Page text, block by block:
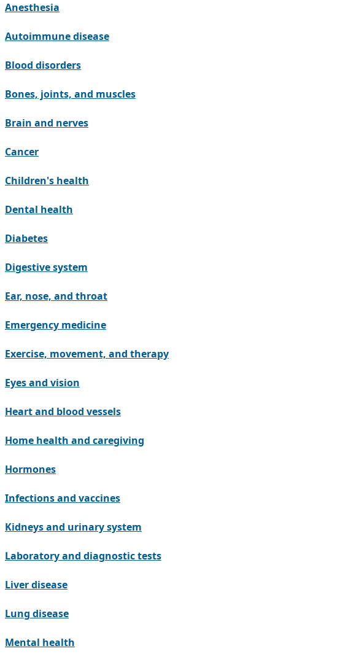
Anesthesia
Autoimmune disease
Blood disorders
Bones, joints, and muscles
Brain and nerves
Cancer
Children's health
Dental health
Diabetes
Digestive system
Ear, nose, and throat
Emergency medicine
Exercise, movement, and therapy
Eyes and vision
Heart and blood vessels
Home health and caregiving
Hormones
Infections and vaccines
Kidneys and urinary system
Laboratory and diagnostic tests
Liver disease
Lung disease
Mental health